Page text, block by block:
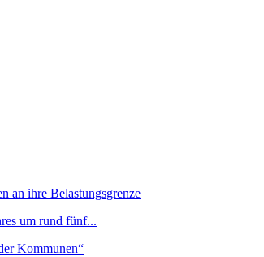
an ihre Belastungsgrenze
um rund fünf...
Kommunen“